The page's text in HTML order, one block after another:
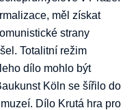
měl získat
strany
Totalitní režim
dílo mohlo být
Köln se šířilo do
Dílo Krutá hra pro